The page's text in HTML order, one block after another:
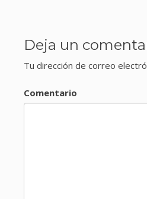
Deja un
Tu dirección de correo
Comentario